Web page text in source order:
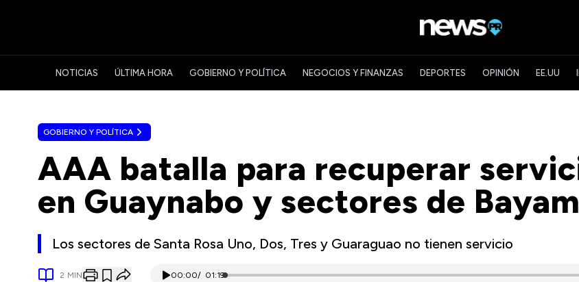
NOTICIAS ÚLTIMA HORA GOBIERNO Y POLÍTICA NEGOCIOS Y FINANZAS DEPORTES OPINIÓN EE.UU
GOBIERNO Y POLÍTICA
AAA batalla para recuperar
en Guaynabo y sectores de
Los sectores de Santa Rosa Uno, Dos, Tres y Guaraguao no tienen servicio
2 MIN 00:00/ 01:19